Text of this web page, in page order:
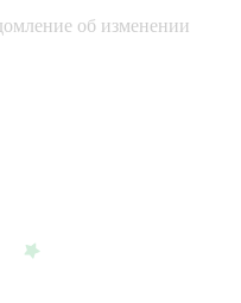
об изменении